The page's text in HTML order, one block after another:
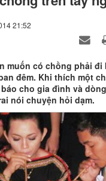
21:52
muốn có chồng phải
đêm. Khi thích một
cho gia đình và
nói chuyện hỏi dạm.